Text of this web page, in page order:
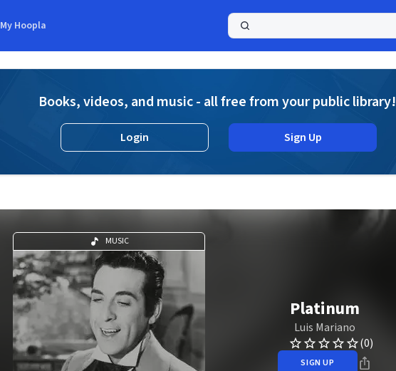
My Hoopla
Books, videos, and music - all free from your public library!
Login Sign Up
MUSIC
Platinum
Luis Mariano
(0)
SIGN UP